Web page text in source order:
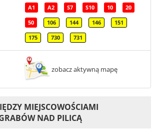
A1 A2 S7 S10 10 20
50 106 144 146 151
175 730 731
zobacz aktywną mapę
MIEJSCOWOŚCIAMI
NAD PILICĄ